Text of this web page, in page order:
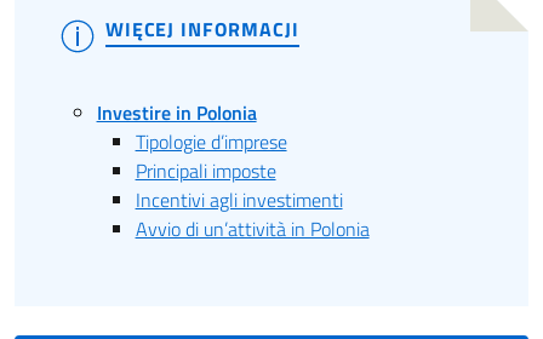
WIĘCEJ INFORMACJI
Investire in Polonia
Tipologie d’imprese
Principali imposte
Incentivi agli investimenti
Avvio di un’attività in Polonia